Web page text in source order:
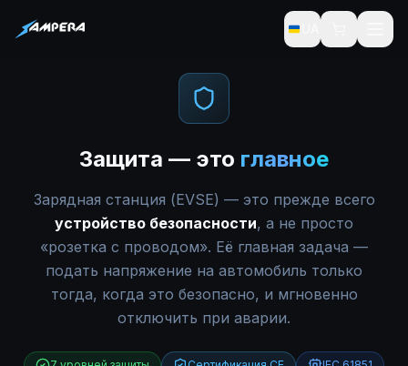
Защита — это главное
Зарядная станция (EVSE) — это прежде всего
устройство безопасности, а не просто
«розетка с проводом». Её главная задача —
подать напряжение на автомобиль только
тогда, когда это безопасно, и мгновенно
отключить при аварии.